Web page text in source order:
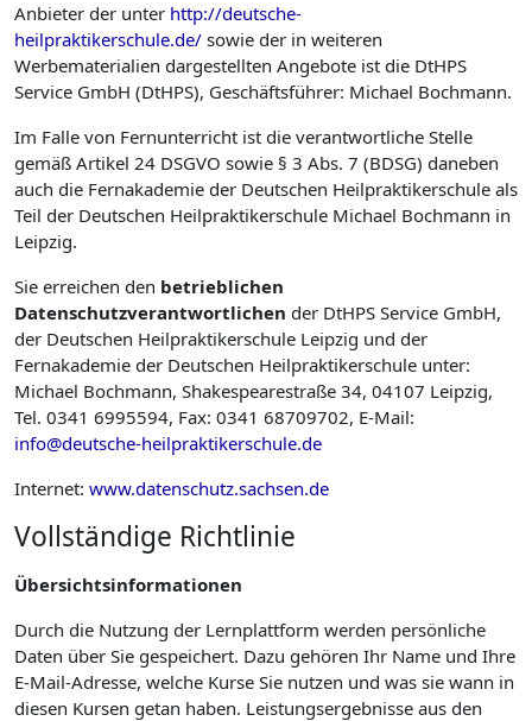
Anbieter der unter http://deutsche-
heilpraktikerschule.de/ sowie der in weiteren
Werbematerialien dargestellten Angebote ist die DtHPS
Service GmbH (DtHPS), Geschäftsführer: Michael Bochmann.
Im Falle von Fernunterricht ist die verantwortliche Stelle
gemäß Artikel 24 DSGVO sowie § 3 Abs. 7 (BDSG) daneben
auch die Fernakademie der Deutschen Heilpraktikerschule als
Teil der Deutschen Heilpraktikerschule Michael Bochmann in
Leipzig.
Sie erreichen den betrieblichen
Datenschutzverantwortlichen der DtHPS Service GmbH,
der Deutschen Heilpraktikerschule Leipzig und der
Fernakademie der Deutschen Heilpraktikerschule unter:
Michael Bochmann, Shakespearestraße 34, 04107 Leipzig,
Tel. 0341 6995594, Fax: 0341 68709702, E-Mail:
info@deutsche-heilpraktikerschule.de
Internet: www.datenschutz.sachsen.de
Vollständige Richtlinie
Übersichtsinformationen
Durch die Nutzung der Lernplattform werden persönliche
Daten über Sie gespeichert. Dazu gehören Ihr Name und Ihre
E-Mail-Adresse, welche Kurse Sie nutzen und was sie wann in
diesen Kursen getan haben. Leistungsergebnisse aus den